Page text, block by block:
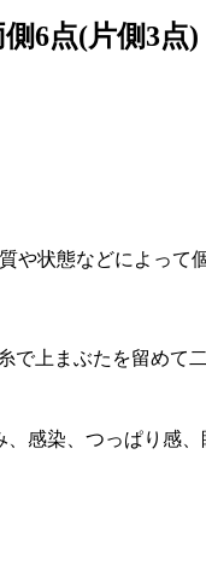
6点(片側3点)
や状態などによって
で上まぶたを留めて
、感染、つっぱり感